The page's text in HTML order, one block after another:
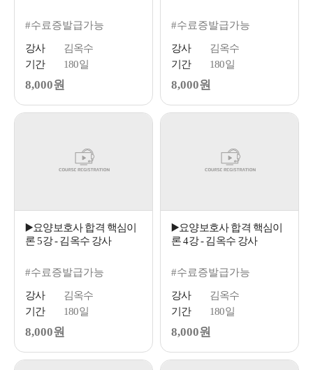
#수료증발급가능
강사
김옥수
기간
180일
8,000원
#수료증발급가능
강사
김옥수
기간
180일
8,000원
▶️요양보호사 합격 핵심이
론 5강 - 김옥수 강사
#수료증발급가능
강사
김옥수
기간
180일
8,000원
▶️요양보호사 합격 핵심이
론 4강 - 김옥수 강사
#수료증발급가능
강사
김옥수
기간
180일
8,000원